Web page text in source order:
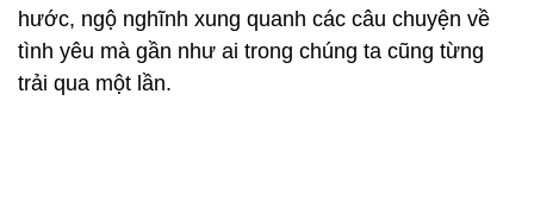
hước, ngộ nghĩnh xung quanh các câu chuyện về
tình yêu mà gần như ai trong chúng ta cũng từng
trải qua một lần.